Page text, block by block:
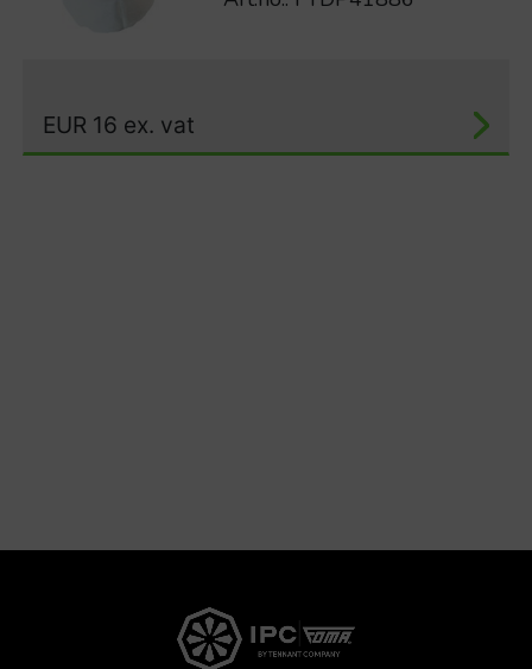
EUR 16 ex. vat